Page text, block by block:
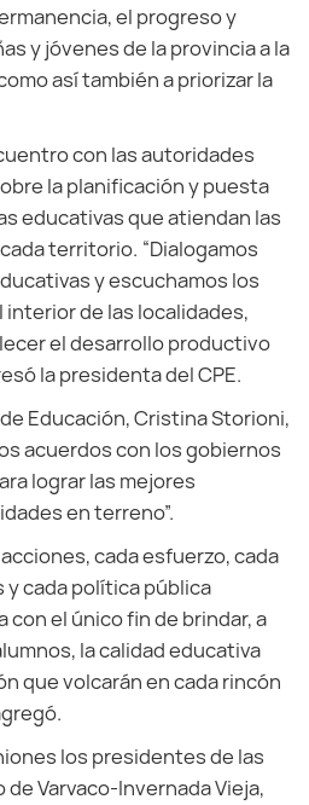
el progreso y
y jóvenes de la provincia a la
así también a priorizar la
con las autoridades
la planificación y puesta
educativas que atiendan las
territorio. “Dialogamos
y escuchamos los
de las localidades,
el desarrollo productivo
la presidenta del CPE.
Educación, Cristina Storioni,
acuerdos con los gobiernos
lograr las mejores
en terreno”.
cada esfuerzo, cada
y cada política pública
el único fin de brindar, a
la calidad educativa
que volcarán en cada rincón
los presidentes de las
Varvaco-Invernada Vieja,